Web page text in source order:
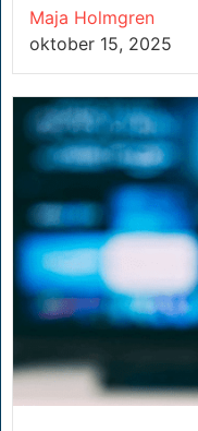
Maja Holmgren
oktober 15, 2025